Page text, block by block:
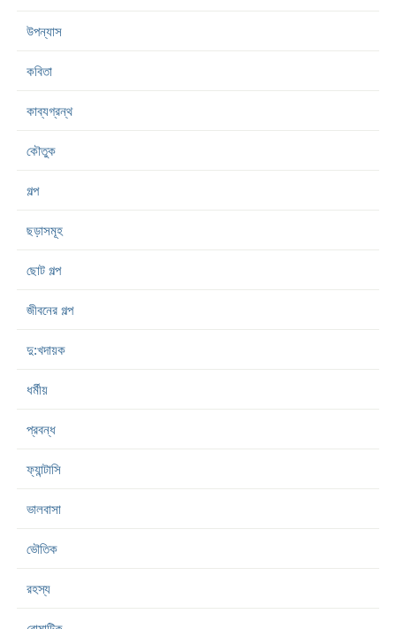
উপন্যাস
কবিতা
কাব্যগ্রন্থ
কৌতুক
গল্প
ছড়াসমূহ
ছোট গল্প
জীবনের গল্প
দু:খদায়ক
ধর্মীয়
প্রবন্ধ
ফ্যান্টাসি
ভালবাসা
ভৌতিক
রহস্য